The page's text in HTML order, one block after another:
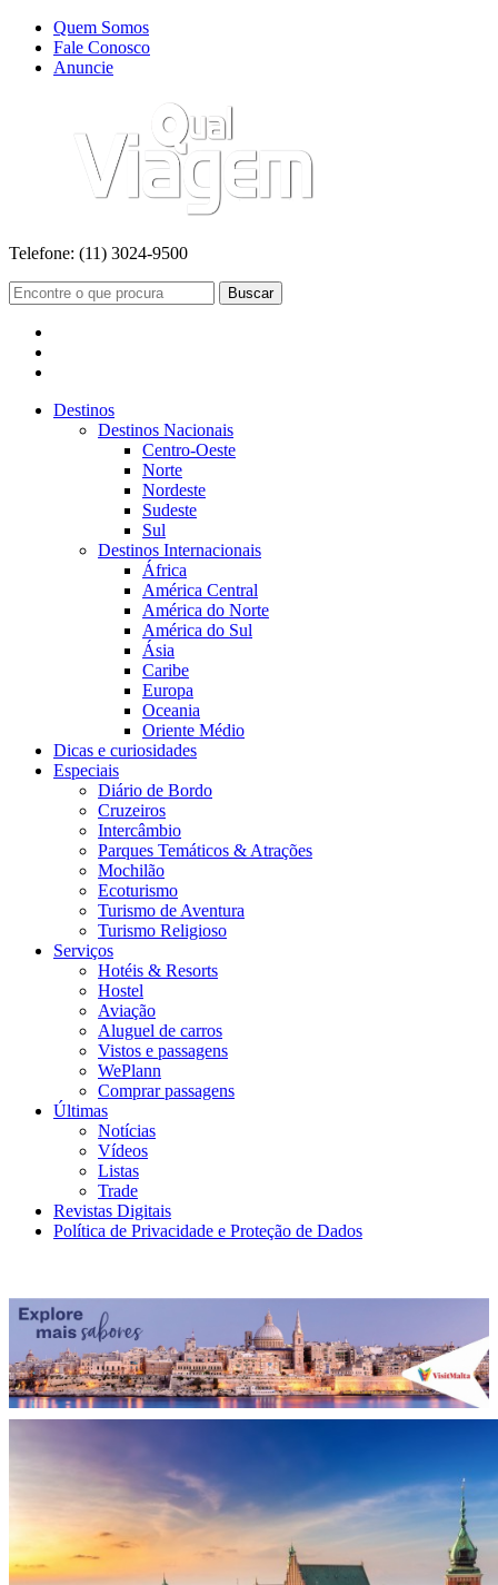
Quem Somos
Fale Conosco
Anuncie
Telefone: (11) 3024-9500
Buscar
Destinos
Destinos Nacionais
Centro-Oeste
Norte
Nordeste
Sudeste
Sul
Destinos Internacionais
África
América Central
América do Norte
América do Sul
Ásia
Caribe
Europa
Oceania
Oriente Médio
Dicas e curiosidades
Especiais
Diário de Bordo
Cruzeiros
Intercâmbio
Parques Temáticos & Atrações
Mochilão
Ecoturismo
Turismo de Aventura
Turismo Religioso
Serviços
Hotéis & Resorts
Hostel
Aviação
Aluguel de carros
Vistos e passagens
WePlann
Comprar passagens
Últimas
Notícias
Vídeos
Listas
Trade
Revistas Digitais
Política de Privacidade e Proteção de Dados